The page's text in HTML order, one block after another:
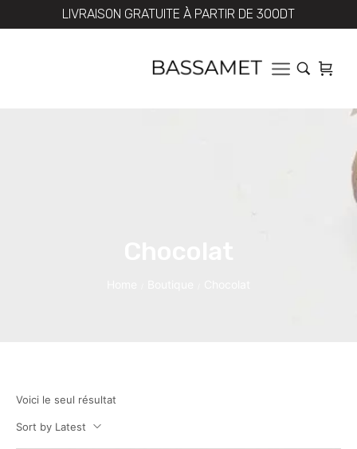
LIVRAISON GRATUITE À PARTIR DE 300DT
Voici le seul résultat
Sort by Latest